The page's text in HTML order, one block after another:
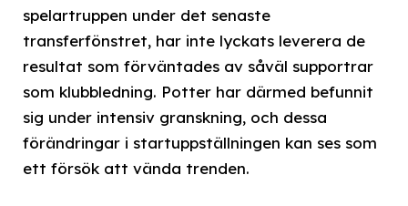
spelartruppen under det senaste
transferfönstret, har inte lyckats leverera de
resultat som förväntades av såväl supportrar
som klubbledning. Potter har därmed befunnit
sig under intensiv granskning, och dessa
förändringar i startuppställningen kan ses som
ett försök att vända trenden.